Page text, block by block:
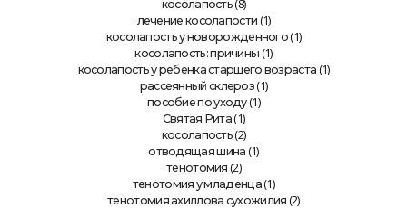
косолапость (8)
лечение косолапости (1)
косолапость у новорожденного (1)
косолапость: причины (1)
косолапость у ребенка старшего возраста (1)
рассеянный склероз (1)
пособие по уходу(1)
Святая Рита (1)
косолапость (2)
отводящая шина (1)
тенотомия (2)
тенотомия у младенца(1)
тенотомия ахиллова сухожилия (2)